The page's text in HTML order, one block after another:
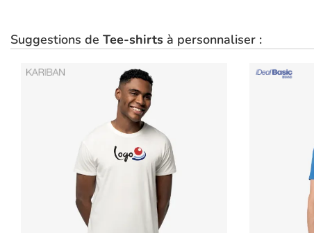
Suggestions de Tee-shirts à personnaliser :